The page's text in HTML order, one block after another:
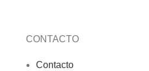
CONTACTO
Contacto